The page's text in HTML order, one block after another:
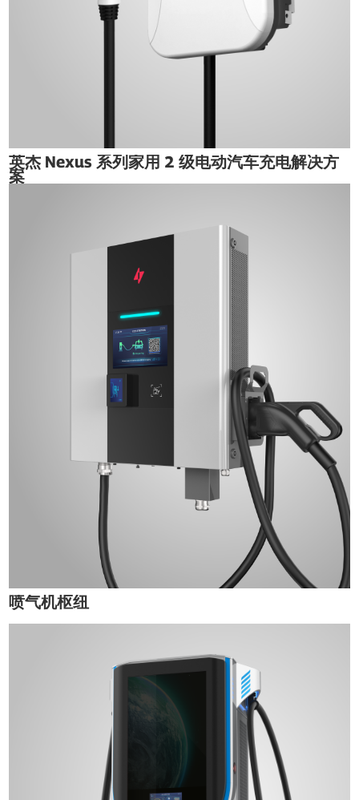
英杰 Nexus 系列家用 2 级电动汽车充电解决方
案
喷气机枢纽